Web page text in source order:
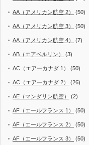
AA（アメリカン航空 2） (50)
AA（アメリカン航空 3） (50)
AA（アメリカン航空 4） (7)
AB（エアベルリン） (3)
AC（エアーカナダ 1） (50)
AC（エアーカナダ 2） (26)
AE（マンダリン航空） (2)
AF（エールフランス 1） (50)
AF（エールフランス 2） (50)
AF（エールフランス 3） (50)